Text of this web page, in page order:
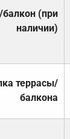
балкон (при
наличии)
террасы/
балкона